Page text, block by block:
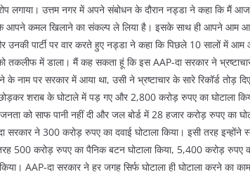
लगाया। उत्तम नगर में अपने संबोधन के दौरान नड्डा ने कहा कि
आपने कमल खिलाने का संकल्प ले लिया है। इसके साथ ही आपने आम
पार्टी पर वार करते हुए नड्डा ने कहा कि पिछले 10 सालों में आम
तकलीफ में डाला। मैं कह सकता हूं कि इस AAP-दा सरकार ने
के नाम पर सरकार में आया था, उसी ने भ्रष्टाचार के सारे रिकॉर्ड तोड़
शराब के घोटाले में पड़ गए और 2,800 करोड़ रुपए का घोटाला
जनता को साफ पानी नहीं दी और जल बोर्ड में 28 हजार करोड़ रुपए का
सरकार ने 300 करोड़ रुपए का दवाई घोटाला किया। इसी तरह
500 करोड़ रुपए का पैनिक बटन घोटाला किया, 5,400 करोड़ रुपए
AAP-दा सरकार ने हर जगह सिर्फ घोटाला ही घोटाला करने का